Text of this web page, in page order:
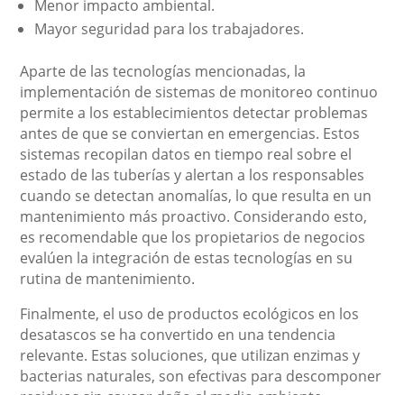
Menor impacto ambiental.
Mayor seguridad para los trabajadores.
Aparte de las tecnologías mencionadas, la
implementación de sistemas de monitoreo continuo
permite a los establecimientos detectar problemas
antes de que se conviertan en emergencias. Estos
sistemas recopilan datos en tiempo real sobre el
estado de las tuberías y alertan a los responsables
cuando se detectan anomalías, lo que resulta en un
mantenimiento más proactivo. Considerando esto,
es recomendable que los propietarios de negocios
evalúen la integración de estas tecnologías en su
rutina de mantenimiento.
Finalmente, el uso de productos ecológicos en los
desatascos se ha convertido en una tendencia
relevante. Estas soluciones, que utilizan enzimas y
bacterias naturales, son efectivas para descomponer